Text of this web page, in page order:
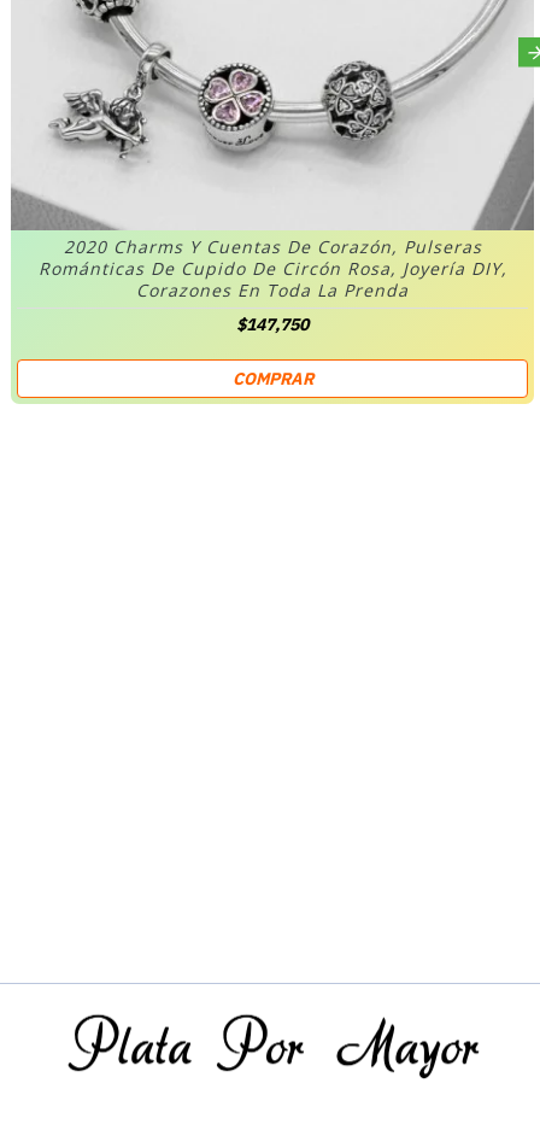
2020 Charms Y Cuentas De Corazón, Pulseras
Románticas De Cupido De Circón Rosa, Joyería DIY,
Corazones En Toda La Prenda
$147,750
COMPRAR